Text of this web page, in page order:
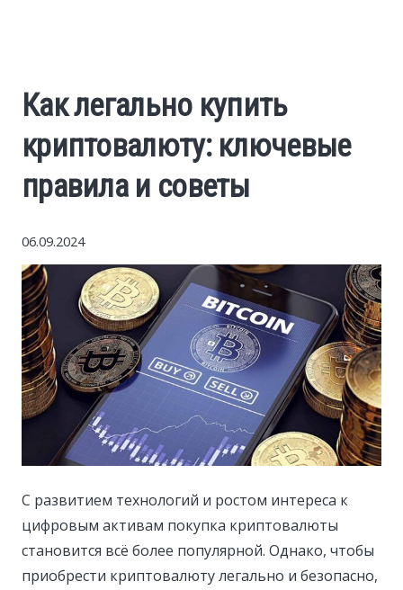
Cars
World News
Internet
Society
Life hacks
Как легально купить
криптовалюту: ключевые
правила и советы
06.09.2024
С развитием технологий и ростом интереса к
цифровым активам покупка криптовалюты
становится всё более популярной. Однако, чтобы
приобрести криптовалюту легально и безопасно,